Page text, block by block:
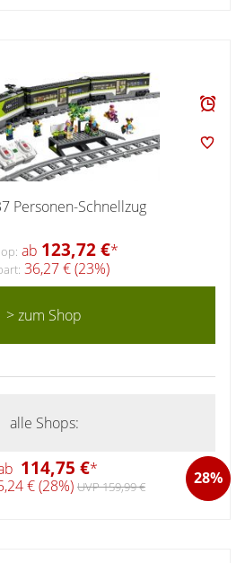
Personen-Schnellzug
ab 123,72 €*
36,27 € (23%)
> zum Shop
alle Shops:
114,75 €* 28%
€ (28%) UVP 159,99 €